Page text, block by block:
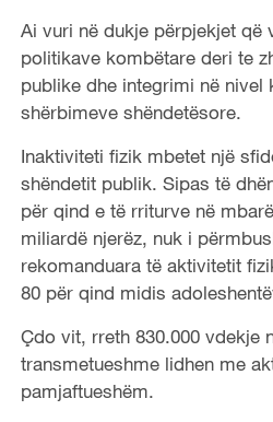
Ai vuri në dukje përpjekjet që
politikave kombëtare deri te
publike dhe integrimi në
shërbimeve shëndetësore.
Inaktiviteti fizik mbetet një
shëndetit publik. Sipas të
për qind e të rriturve në
miliardë njerëz, nuk i
rekomanduara të aktivitetit
80 për qind midis
Çdo vit, rreth 830.000 vdekje
transmetueshme lidhen me
pamjaftueshëm.